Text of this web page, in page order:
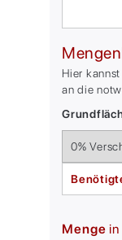
Hier
an die
Menge in